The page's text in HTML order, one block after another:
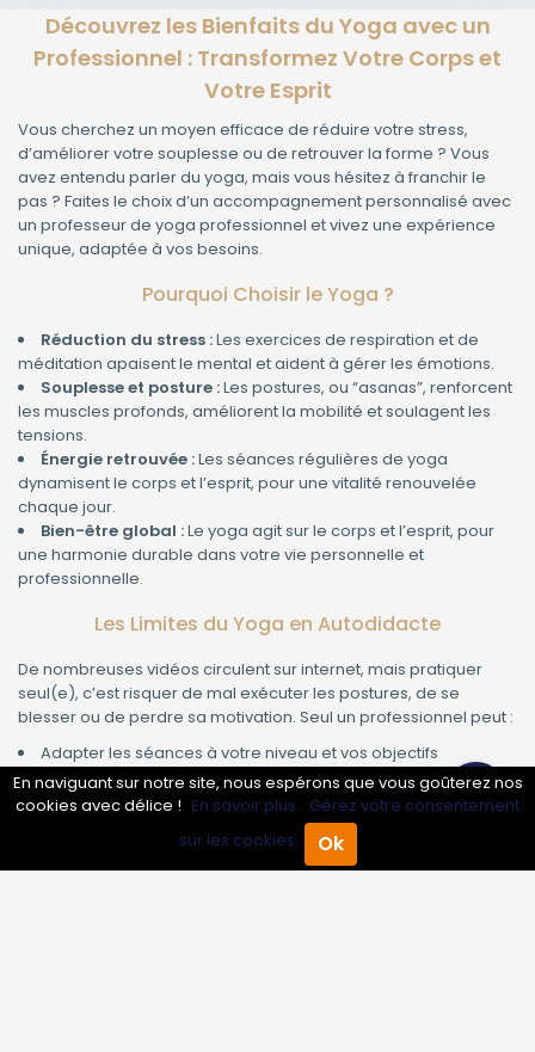
Annuaire Pro Agenda
Découvrez les Bienfaits du Yoga avec un
Professionnel : Transformez Votre Corps et
Votre Esprit
Vous cherchez un moyen efficace de réduire votre stress,
d’améliorer votre souplesse ou de retrouver la forme ? Vous
avez entendu parler du yoga, mais vous hésitez à franchir le
pas ? Faites le choix d’un accompagnement personnalisé avec
un professeur de yoga professionnel et vivez une expérience
unique, adaptée à vos besoins.
Pourquoi Choisir le Yoga ?
Réduction du stress :Les exercices de respiration et de
méditation apaisent le mental et aident à gérer les émotions.
Souplesse et posture :Les postures, ou “asanas”, renforcent
les muscles profonds, améliorent la mobilité et soulagent les
tensions.
Énergie retrouvée :Les séances régulières de yoga
dynamisent le corps et l’esprit, pour une vitalité renouvelée
chaque jour.
Bien-être global :Le yoga agit sur le corps et l’esprit, pour
une harmonie durable dans votre vie personnelle et
professionnelle.
Les Limites du Yoga en Autodidacte
De nombreuses vidéos circulent sur internet, mais pratiquer
seul(e), c’est risquer de mal exécuter les postures, de se
blesser ou de perdre sa motivation. Seul un professionnel peut :
Adapter les séances à votre niveau et vos objectifs
Corriger vos postures en temps réel
Vous proposer un suivi personnalisé et progressif
Créer un cadre rassurant et motivant pour progresser en
En naviguant sur notre site, nous espérons que vous goûterez nos
cookies avec délice ! En savoir plus. Gérez votre consentement
sur les cookies.
Ok